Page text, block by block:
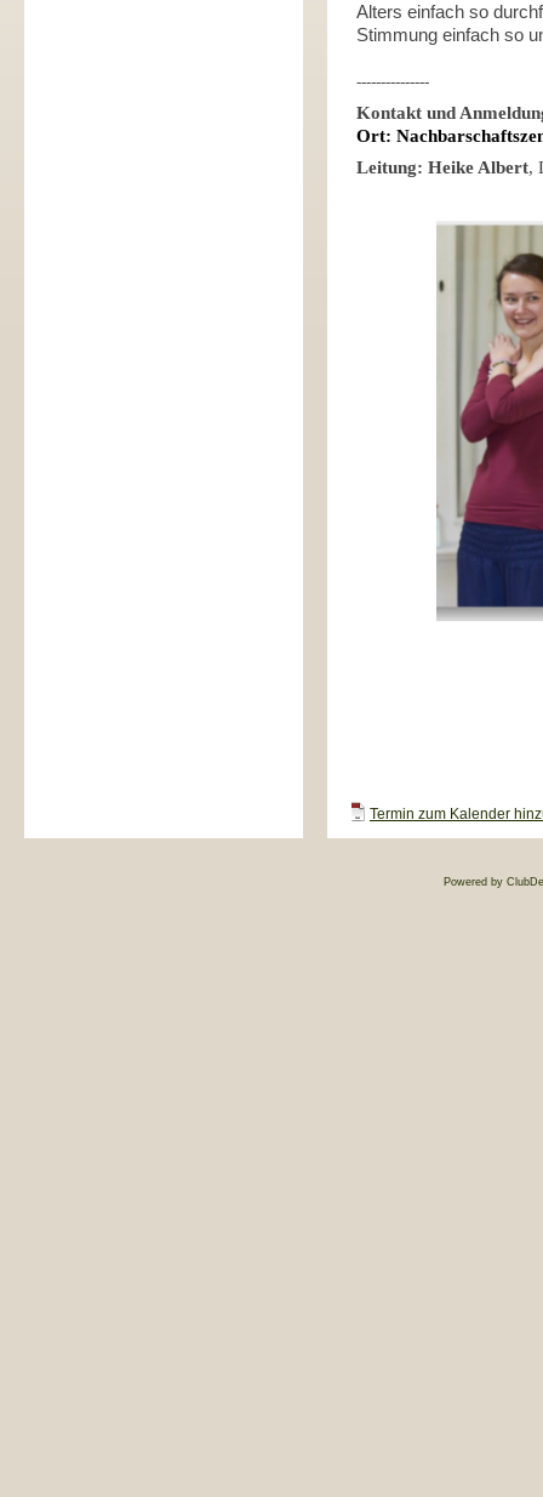
Alters einfach so
Stimmung einfach so
---------------
Kontakt und
Ort:
Leitung: Heike Albert,
Termin zum Kalender
Powered by